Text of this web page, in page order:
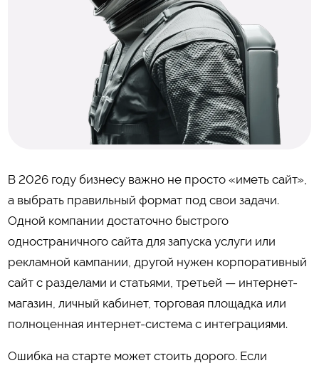
В 2026 году бизнесу важно не просто «иметь сайт»,
а выбрать правильный формат под свои задачи.
Одной компании достаточно быстрого
одностраничного сайта для запуска услуги или
рекламной кампании, другой нужен корпоративный
сайт с разделами и статьями, третьей — интернет-
магазин, личный кабинет, торговая площадка или
полноценная интернет-система с интеграциями.
Ошибка на старте может стоить дорого. Если